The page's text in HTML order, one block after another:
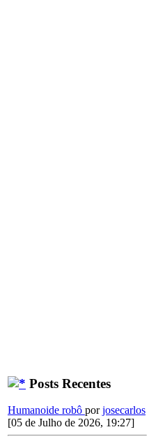
Posts Recentes
Humanoide robô porjosecarlos
[05 de Julho de 2026, 19:27]